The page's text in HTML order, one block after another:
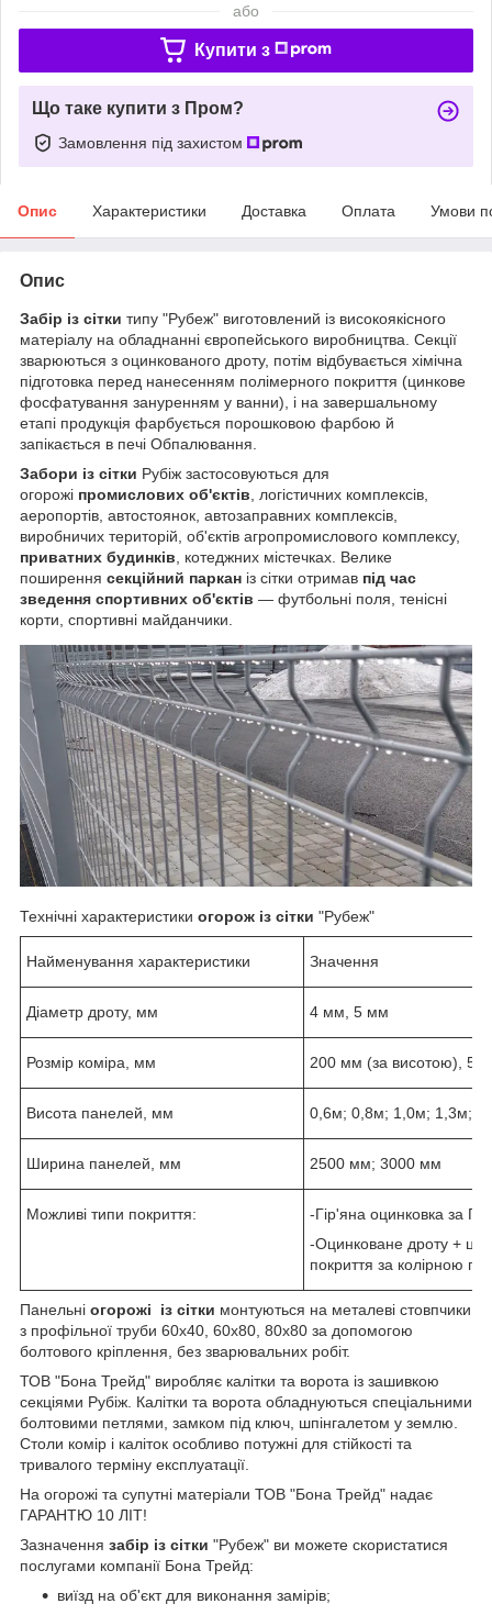
або
Купити з
Що таке купити з Пром?
Замовлення під захистом
Опис Характеристики Доставка Оплата Умови
Опис
Забір із сітки типу "Рубеж" виготовлений із високоякісного
матеріалу на обладнанні європейського виробництва. Секції
зварюються з оцинкованого дроту, потім відбувається хімічна
підготовка перед нанесенням полімерного покриття (цинкове
фосфатування зануренням у ванни), і на завершальному
етапі продукція фарбується порошковою фарбою й
запікається в печі Обпалювання.
Забори із сітки Рубіж застосовуються для
огорожі промислових об'єктів , логістичних комплексів,
аеропортів, автостоянок, автозаправних комплексів,
виробничих територій, об'єктів агропромислового комплексу,
приватних будинків , котеджних містечках. Велике
поширення секційний паркан із сітки отримав під час
зведення спортивних об'єктів — футбольні поля, тенісні
корти, спортивні майданчики.
Технічні характеристики огорож із сітки "Рубеж"
Найменування характеристики Значення
Діаметр дроту, мм 4 мм, 5 мм
Розмір коміра, мм 200 мм (за висотою), 50
Висота панелей, мм 0,6м; 0,8м; 1,0м; 1,3м;
Ширина панелей, мм 2500 мм; 3000 мм
Можливі типи покриття:
-Гір'яна оцинковка за
-Оцинковане дроту +
покриття за колірною
Панельні огорожі із сітки монтуються на металеві стовпчики
з профільної труби 60х40, 60х80, 80х80 за допомогою
болтового кріплення, без зварювальних робіт.
ТОВ "Бона Трейд" виробляє калітки та ворота із зашивкою
секціями Рубіж. Калітки та ворота обладнуються спеціальними
болтовими петлями, замком під ключ, шпінгалетом у землю.
Столи комір і каліток особливо потужні для стійкості та
тривалого терміну експлуатації.
На огорожі та супутні матеріали ТОВ "Бона Трейд" надає
ГАРАНТЮ 10 ЛІТ!
Зазначення забір із сітки "Рубеж" ви можете скористатися
послугами компанії Бона Трейд:
виїзд на об'єкт для виконання замірів;